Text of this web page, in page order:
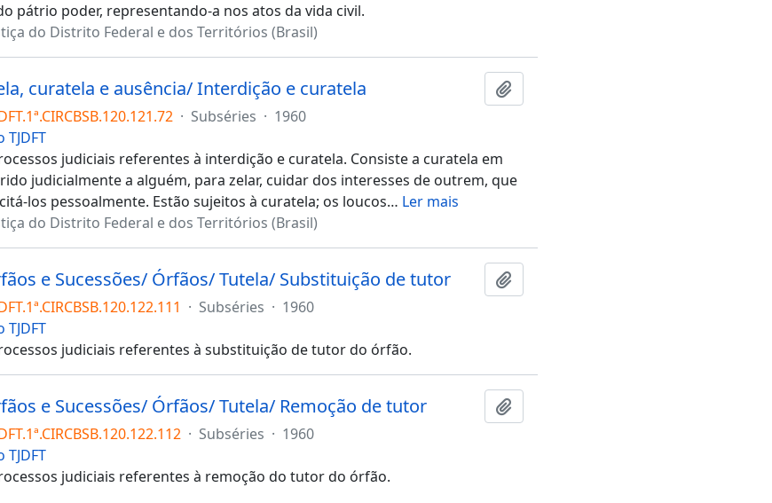
pátrio poder, representando-a nos atos da vida civil.
do Distrito Federal e dos Territórios (Brasil)
curatela e ausência/ Interdição e curatela
· Subséries · 1960
TJDFT
judiciais referentes à interdição e curatela. Consiste a curatela em
judicialmente a alguém, para zelar, cuidar dos interesses de outrem, que
los pessoalmente. Estão sujeitos à curatela; os loucos… Ler mais
do Distrito Federal e dos Territórios (Brasil)
e Sucessões/ Órfãos/ Tutela/ Substituição de tutor
· Subséries · 1960
TJDFT
judiciais referentes à substituição de tutor do órfão.
e Sucessões/ Órfãos/ Tutela/ Remoção de tutor
· Subséries · 1960
TJDFT
judiciais referentes à remoção do tutor do órfão.